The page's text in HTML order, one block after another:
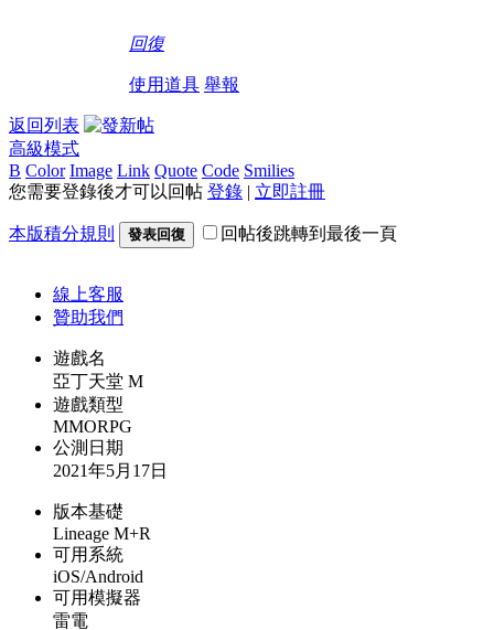
回復
使用道具 舉報
返回列表
高級模式
B Color Image Link Quote Code Smilies
您需要登錄後才可以回帖 登錄 | 立即註冊
本版積分規則 發表回復 回帖後跳轉到最後一頁
線上客服
贊助我們
遊戲名
亞丁天堂 M
遊戲類型
MMORPG
公測日期
2021年5月17日
版本基礎
Lineage M+R
可用系統
iOS/Android
可用模擬器
雷電